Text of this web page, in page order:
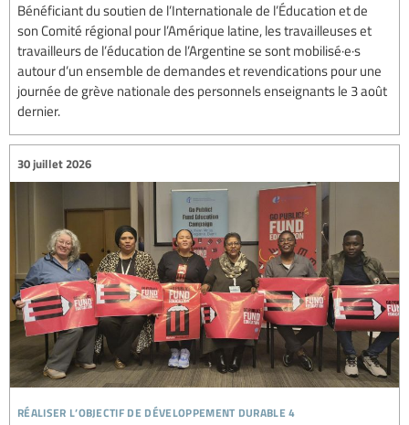
Bénéficiant du soutien de l’Internationale de l’Éducation et de
son Comité régional pour l’Amérique latine, les travailleuses et
travailleurs de l’éducation de l’Argentine se sont mobilisé·e·s
autour d’un ensemble de demandes et revendications pour une
journée de grève nationale des personnels enseignants le 3 août
dernier.
réaliser l’objectif de développement durable 4
30 juillet 2026